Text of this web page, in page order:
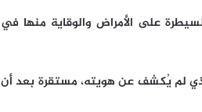
على الأمراض والوقاية منها في
الذي لم يُكشف عن هويته، مستقرة بعد أن